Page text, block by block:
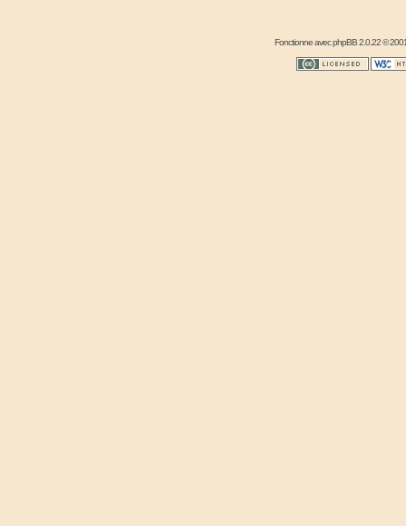
Fonctionne avecphpBB2.0.22 ©